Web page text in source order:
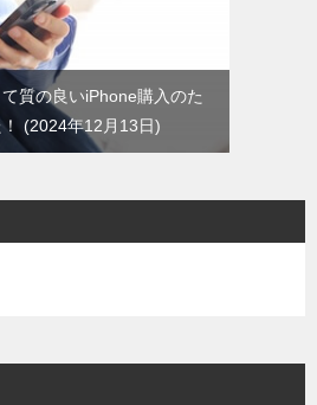
質の良いiPhone購入のた
2024年12月13日